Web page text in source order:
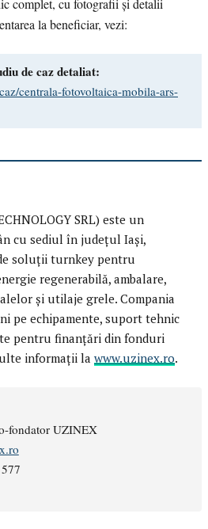
complet, cu fotografii și detalii
la beneficiar, vezi:
de caz detaliat:
centrala-fotovoltaica-mobila-ars-
SRL) este un
cu sediul în județul Iași,
soluții turnkey pentru
regenerabilă, ambalare,
și utilaje grele. Compania
pe echipamente, suport tehnic
pentru finanțări din fonduri
informații la www.uzinex.ro.
fondator UZINEX